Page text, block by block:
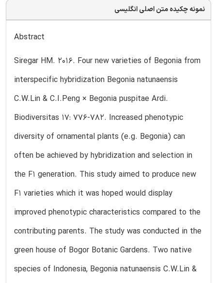
نمونه چکیده متن اصلی انگلیسی
Abstract
Siregar HM. 2016. Four new varieties of Begonia from
interspecific hybridization Begonia natunaensis
C.W.Lin & C.I.Peng × Begonia puspitae Ardi.
Biodiversitas 17: 776-782. Increased phenotypic
diversity of ornamental plants (e.g. Begonia) can
often be achieved by hybridization and selection in
the F1 generation. This study aimed to produce new
F1 varieties which it was hoped would display
improved phenotypic characteristics compared to the
contributing parents. The study was conducted in the
green house of Bogor Botanic Gardens. Two native
species of Indonesia, Begonia natunaensis C.W.Lin &